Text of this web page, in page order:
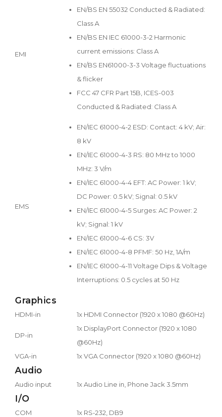
EMI
EN/BS EN 55032 Conducted & Radiated:
Class A
EN/BS EN IEC 61000-3-2 Harmonic
current emissions: Class A
EN/BS EN61000-3-3 Voltage fluctuations
& flicker
FCC 47 CFR Part 15B, ICES-003
Conducted & Radiated: Class A
EMS
EN/IEC 61000-4-2 ESD: Contact: 4 kV; Air:
8 kV
EN/IEC 61000-4-3 RS: 80 MHz to 1000
MHz: 3 V/m
EN/IEC 61000-4-4 EFT: AC Power: 1 kV;
DC Power: 0.5 kV; Signal: 0.5 kV
EN/IEC 61000-4-5 Surges: AC Power: 2
kV; Signal: 1 kV
EN/IEC 61000-4-6 CS: 3V
EN/IEC 61000-4-8 PFMF: 50 Hz, 1A/m
EN/IEC 61000-4-11 Voltage Dips & Voltage
Interruptions: 0.5 cycles at 50 Hz
Graphics
HDMI-in 1x HDMI Connector (1920 x 1080 @60Hz)
DP-in
1x DisplayPort Connector (1920 x 1080
@60Hz)
VGA-in
1x VGA Connector (1920 x 1080 @60Hz)
Audio
Audio input 1x Audio Line in, Phone Jack 3.5mm
I/O
COM
1x RS-232, DB9